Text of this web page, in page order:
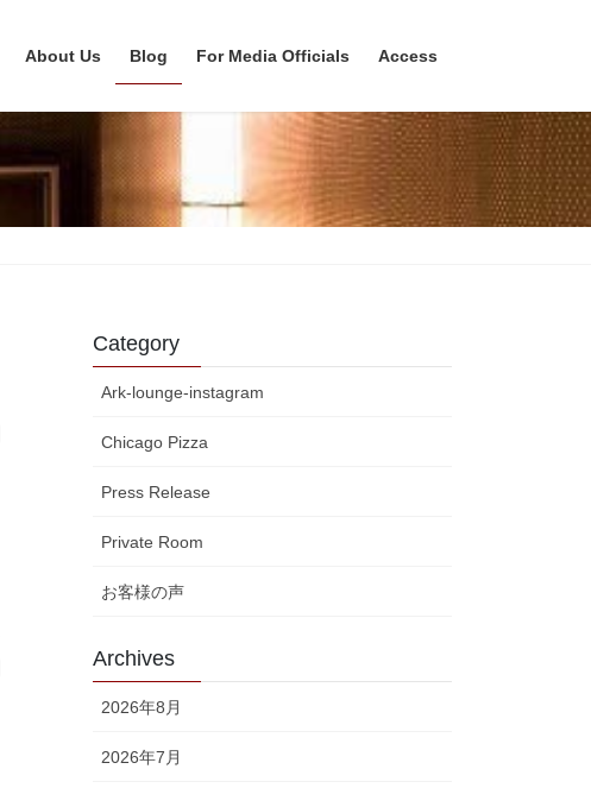
About Us Blog For Media Officials Access
Category
Ark-lounge-instagram
Chicago Pizza
Press Release
Private Room
お客様の声
Archives
2026年8月
2026年7月